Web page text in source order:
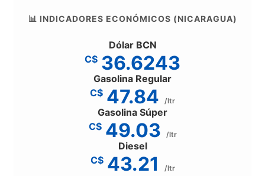
📊 INDICADORES ECONÓMICOS (NICARAGUA)
Dólar BCN
C$ 36.6243
Gasolina Regular
C$ 47.84 /ltr
Gasolina Súper
C$ 49.03 /ltr
Diesel
C$ 43.21 /ltr